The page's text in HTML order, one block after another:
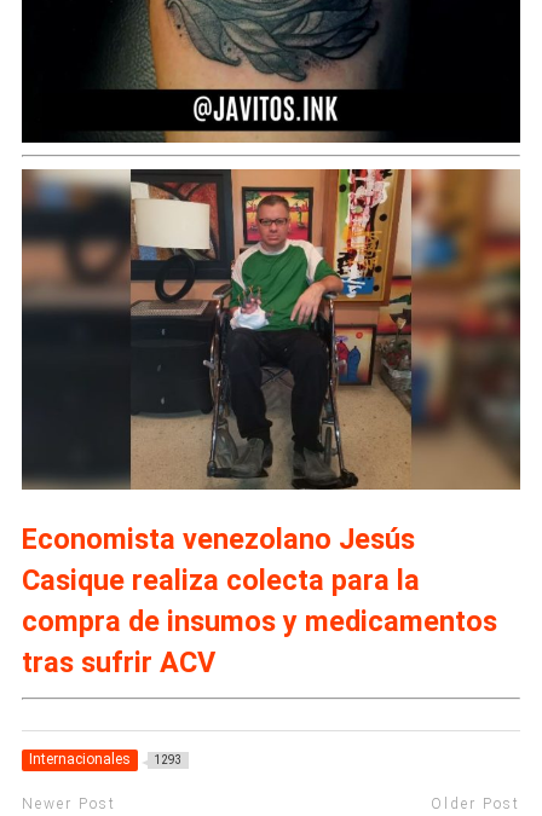
Economista venezolano Jesús
Casique realiza colecta para la
compra de insumos y medicamentos
tras sufrir ACV
Internacionales 1293
Newer Post Older Post